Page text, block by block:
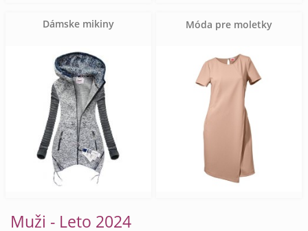
Dámske mikiny Móda pre moletky
Muži - Leto 2024